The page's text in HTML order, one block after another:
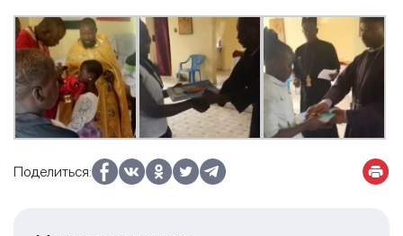
Поделиться: